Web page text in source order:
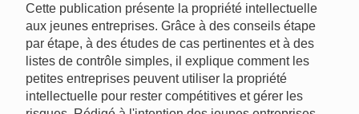
Cette publication présente la propriété intellectuelle
aux jeunes entreprises. Grâce à des conseils étape
par étape, à des études de cas pertinentes et à des
listes de contrôle simples, il explique comment les
petites entreprises peuvent utiliser la propriété
intellectuelle pour rester compétitives et gérer les